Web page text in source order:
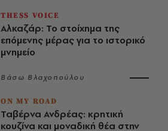
THESS VOICE
Αλκαζάρ: Το στοίχημα της
επόμενης μέρας για το ιστορικό
μνημείο
Βάσω Βλαχοπούλου
ON MY ROAD
Ταβέρνα Ανδρέας: κρητική
κουζίνα και μοναδική θέα στην